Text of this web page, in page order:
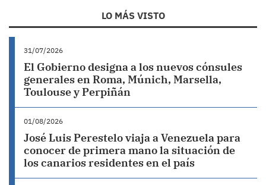
LO MÁS VISTO
31/07/2026
El Gobierno designa a los nuevos cónsules
generales en Roma, Múnich, Marsella,
Toulouse y Perpiñán
01/08/2026
José Luis Perestelo viaja a Venezuela para
conocer de primera mano la situación de
los canarios residentes en el país